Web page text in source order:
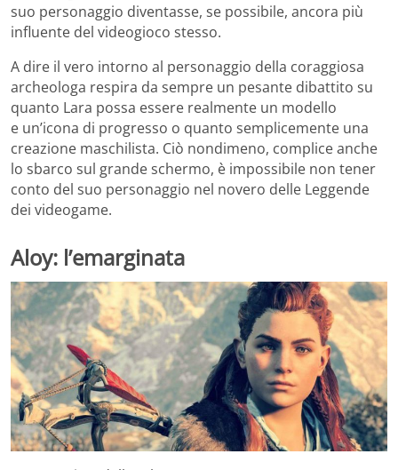
suo personaggio diventasse, se possibile, ancora più
influente del videogioco stesso.
A dire il vero intorno al personaggio della coraggiosa
archeologa respira da sempre un pesante dibattito su
quanto Lara possa essere realmente un modello
e un’icona di progresso o quanto semplicemente una
creazione maschilista. Ciò nondimeno, complice anche
lo sbarco sul grande schermo, è impossibile non tener
conto del suo personaggio nel novero delle Leggende
dei videogame.
Aloy: l’emarginata